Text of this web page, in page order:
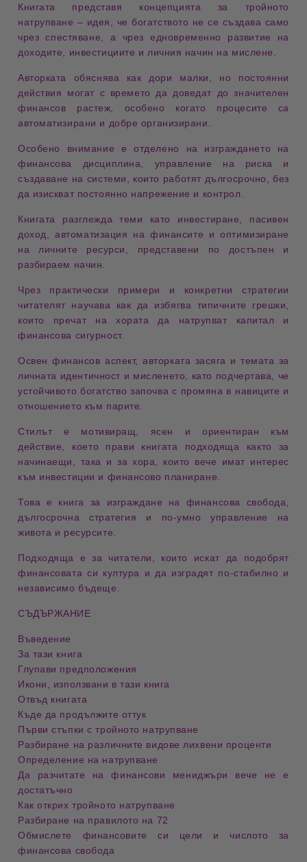
Книгата представя концепцията за тройното
натрупване – идея, че богатството не се създава само
чрез спестяване, а чрез едновременно развитие на
доходите, инвестициите и личния начин на мислене
Авторката обяснява как дори малки, но постоянни
действия могат с времето да доведат до значителен
финансов растеж, особено когато процесите са
автоматизирани и добре организирани.
Особено внимание е отделено на изграждането на
финансова дисциплина , управление на риска и
създаване на системи, които работят дългосрочно, без
да изискват постоянно напрежение и контрол.
Книгата разглежда теми като инвестиране, пасивен
доход, автоматизация на финансите и оптимизиране
на личните ресурси
, представени по достъпен и
разбираем начин.
Чрез практически примери и конкретни стратегии
читателят научава как да избягва типичните грешки,
които пречат на хората да натрупват капитал и
финансова сигурност.
Освен финансов аспект, авторката засяга и темата за
личната идентичност и мисленето , като подчертава, че
устойчивото богатство започва с промяна в навиците и
отношението към парите.
Стилът е мотивиращ, ясен и ориентиран към
действие, което прави книгата подходяща както за
начинаещи, така и за хора, които вече имат интерес
към инвестиции и финансово планиране.
Това е книга за изграждане на финансова свобода,
дългосрочна стратегия и по-умно управление на
живота и ресурсите
Подходяща е за читатели, които искат да подобрят
финансовата си култура и да изградят по-стабилно и
независимо бъдеще
СЪДЪРЖАНИЕ
Въведение
За тази книга
Глупави предположения
Икони, използвани в тази книга
Отвъд книгата
Къде да продължите оттук
Първи стъпки с тройното натрупване
Разбиране на различните видове лихвени проценти
Определение на натрупване
Да разчитате на финансови мениджъри вече не е
достатъчно
Как открих тройното натрупване
Разбиране на правилото на 72
Обмислете финансовите си цели и числото за
финансова свобода